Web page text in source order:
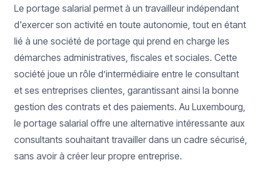
Le portage salarial permet à un travailleur indépendant
d'exercer son activité en toute autonomie, tout en étant
lié à une société de portage qui prend en charge les
démarches administratives, fiscales et sociales. Cette
société joue un rôle d’intermédiaire entre le consultant
et ses entreprises clientes, garantissant ainsi la bonne
gestion des contrats et des paiements. Au Luxembourg,
le portage salarial offre une alternative intéressante aux
consultants souhaitant travailler dans un cadre sécurisé,
sans avoir à créer leur propre entreprise.